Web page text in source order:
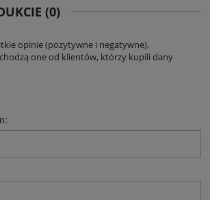
(0)
opinie (pozytywne i negatywne).
one od klientów, którzy kupili dany